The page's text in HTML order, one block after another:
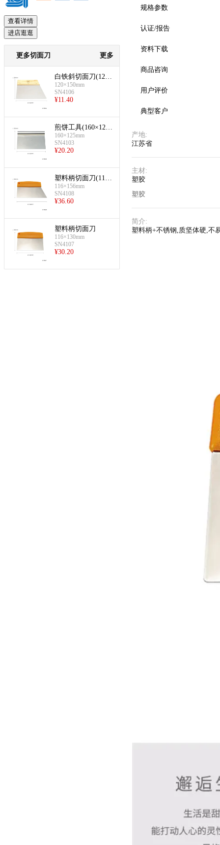
查看详情
进店逛逛
更多切面刀 更多
白铁斜切面刀(120×
150mm)
120×150mm
SN4106
¥11.40
煎饼工具(160×125
mm)
160×125mm
SN4103
¥20.20
塑料柄切面刀(116×
156mm)
116×156mm
SN4108
¥36.60
塑料柄切面刀
116×130mm
SN4107
¥30.20
规格参数
认证/报告
资料下载
商品咨询
用户评价
典型客户
产地:
江苏省
主材:
塑胶
塑胶
简介:
塑料柄+不锈钢,质坚体硬,不